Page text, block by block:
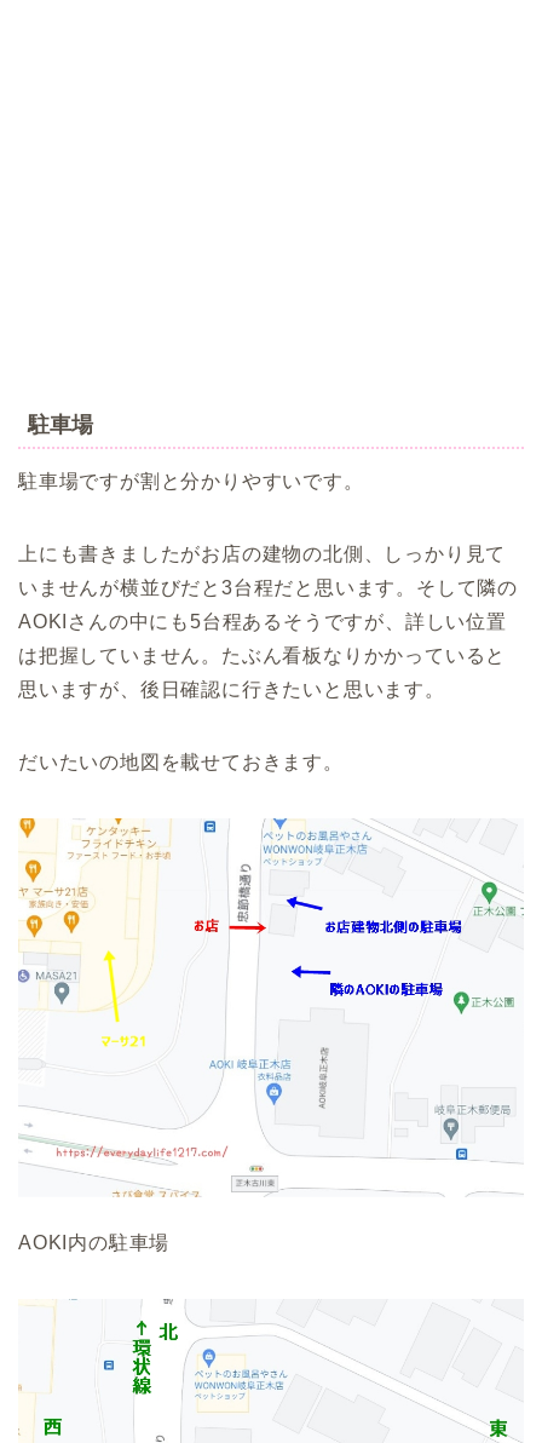
駐車場
駐車場ですが割と分かりやすいです。
上にも書きましたがお店の建物の北側、しっかり見て
いませんが横並びだと3台程だと思います。そして隣の
AOKIさんの中にも5台程あるそうですが、詳しい位置
は把握していません。たぶん看板なりかかっていると
思いますが、後日確認に行きたいと思います。
だいたいの地図を載せておきます。
AOKI内の駐車場